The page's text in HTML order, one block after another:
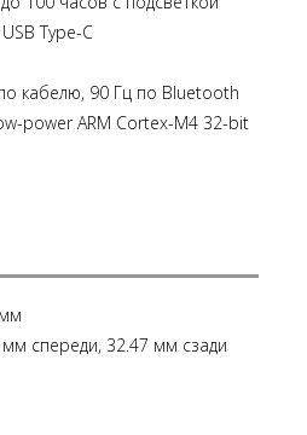
Type-C
кабелю, 90 Гц по Bluetooth
power ARM Cortex-M4 32-bit
спереди, 32.47 мм сзади